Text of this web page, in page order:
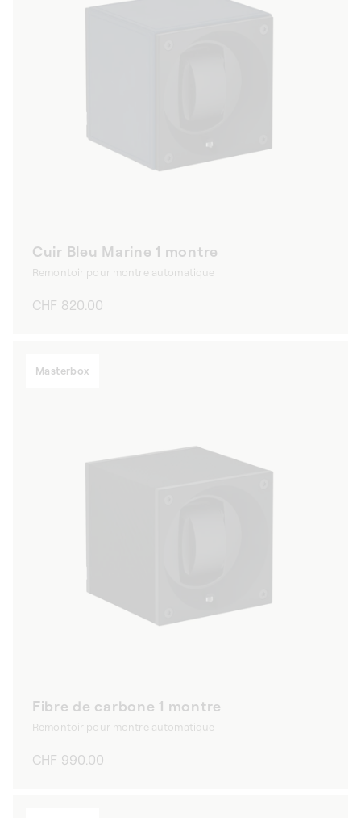
Cuir Bleu Marine 1 montre
Remontoir pour montre automatique
Prix
CHF 820.00
Masterbox
Fibre de carbone 1 montre
Remontoir pour montre automatique
Prix
CHF 990.00